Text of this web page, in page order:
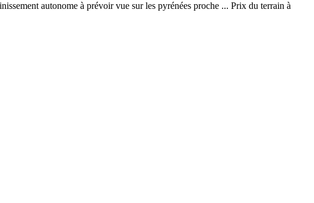
autonome à prévoir vue sur les pyrénées proche ... Prix du terrain à